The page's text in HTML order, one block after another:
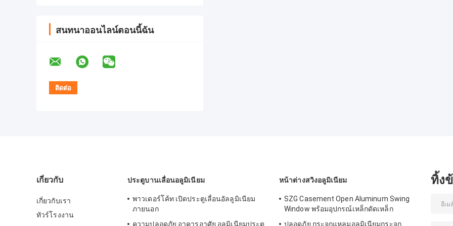
สนทนาออนไลน์ตอนนี้ฉัน
เกี่ยวกับ
เกี่ยวกับเรา
ทัวร์โรงงาน
ประตูบานเลื่อนอลูมิเนียม
พาวเดอร์โค้ท เปิดประตูเลื่อนอัลลูมิเนียม
ภายนอก
ความปลอดภัย อาคารอาศัย อลูมิเนียมประตู
หน้าต่างสวิงอลูมิเนียม
SZG Casement Open Aluminum Swing
Window พร้อมอุปกรณ์เหล็กดัดเหล็ก
ปลอดภัย กระจกแหลมอลูมิเนียมกระจก
ทิ้ง